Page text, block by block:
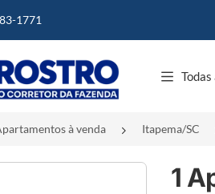
1771
à venda Itapema/SC
1